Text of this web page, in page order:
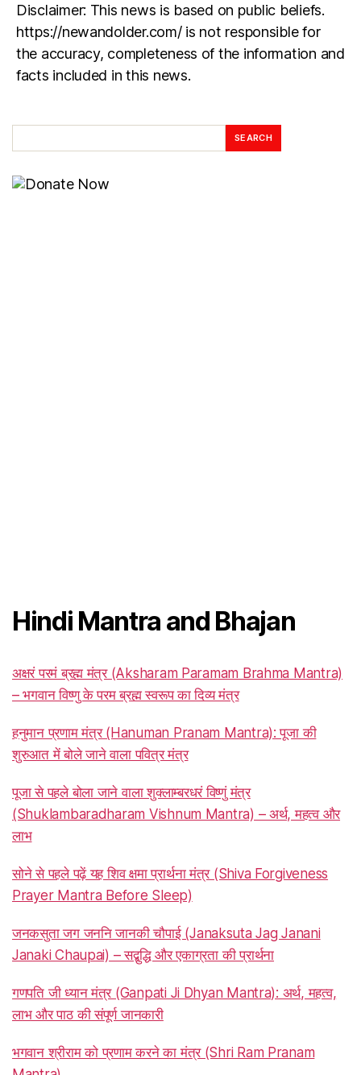
Disclaimer: This news is based on public beliefs.
https://newandolder.com/ is not responsible for
the accuracy, completeness of the information and
facts included in this news.
SEARCH
Hindi Mantra and Bhajan
अक्षरं परमं ब्रह्म मंत्र (Aksharam Paramam Brahma Mantra)
– भगवान विष्णु के परम ब्रह्म स्वरूप का दिव्य मंत्र
हनुमान प्रणाम मंत्र (Hanuman Pranam Mantra): पूजा की
शुरुआत में बोले जाने वाला पवित्र मंत्र
पूजा से पहले बोला जाने वाला शुक्लाम्बरधरं विष्णुं मंत्र
(Shuklambaradharam Vishnum Mantra) – अर्थ, महत्व और
लाभ
सोने से पहले पढ़ें यह शिव क्षमा प्रार्थना मंत्र (Shiva Forgiveness
Prayer Mantra Before Sleep)
जनकसुता जग जननि जानकी चौपाई (Janaksuta Jag Janani
Janaki Chaupai) – सद्बुद्धि और एकाग्रता की प्रार्थना
गणपति जी ध्यान मंत्र (Ganpati Ji Dhyan Mantra): अर्थ, महत्व,
लाभ और पाठ की संपूर्ण जानकारी
भगवान श्रीराम को प्रणाम करने का मंत्र (Shri Ram Pranam